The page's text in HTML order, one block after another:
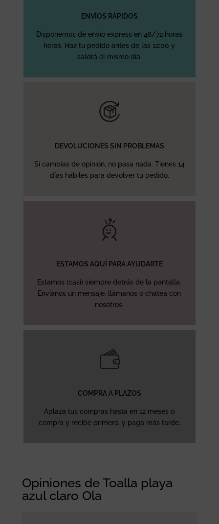
ENVÍOS RÁPIDOS
Disponemos de envío express en 48/72 horas
horas. Haz tu pedido antes de las 12:00 y
saldrá el mismo día.
DEVOLUCIONES SIN PROBLEMAS
Si cambias de opinión, no pasa nada. Tienes 14
días hábiles para devolver tu pedido.
ESTAMOS AQUÍ PARA AYUDARTE
Estamos (casi) siempre detrás de la pantalla.
Envíanos un mensaje, llámanos o chatea con
nosotros.
COMPRA A PLAZOS
Aplaza tus compras hasta en 12 meses o
compra y recibe primero, y paga más tarde.
Opiniones de Toalla playa
azul claro Ola